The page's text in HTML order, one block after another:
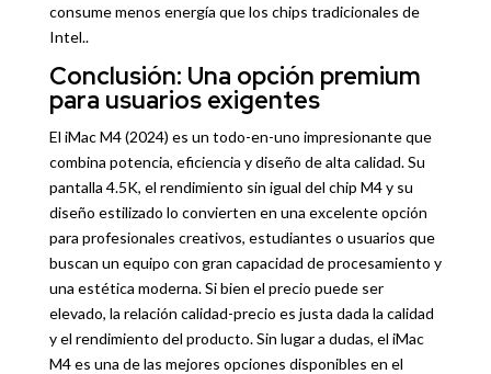
consume menos energía que los chips tradicionales de
Intel..
Conclusión: Una opción premium
para usuarios exigentes
El iMac M4 (2024) es un todo-en-uno impresionante que
combina potencia, eficiencia y diseño de alta calidad. Su
pantalla 4.5K, el rendimiento sin igual del chip M4 y su
diseño estilizado lo convierten en una excelente opción
para profesionales creativos, estudiantes o usuarios que
buscan un equipo con gran capacidad de procesamiento y
una estética moderna. Si bien el precio puede ser
elevado, la relación calidad-precio es justa dada la calidad
y el rendimiento del producto. Sin lugar a dudas, el iMac
M4 es una de las mejores opciones disponibles en el